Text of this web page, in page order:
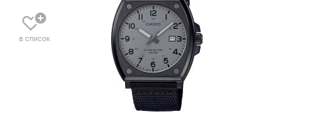
в список